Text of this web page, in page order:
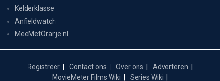
Kelderklasse
Anfieldwatch
MeeMetOranje.nl
Registreer Contact ons Over ons
Adverteren
MovieMeter Films Wiki
Series Wiki